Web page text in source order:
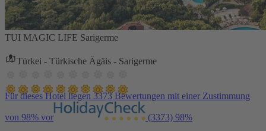
TUI MAGIC LIFE Sarigerme
Türkei - Türkische Ägäis - Sarigerme
Für dieses Hotel liegen 3373 Bewertungen mit einer Zustimmung
von 98% vor (3373) 98%